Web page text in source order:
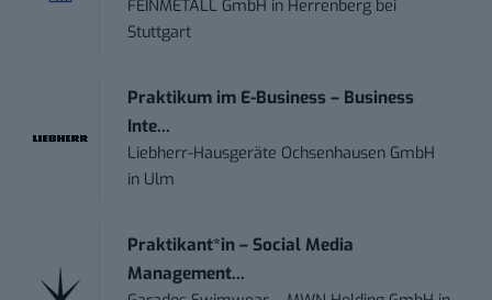
FEINMETALL GmbH in Herrenberg bei
Stuttgart
Praktikum im E-Business – Business
Inte...
Liebherr-Hausgeräte Ochsenhausen GmbH
in Ulm
Praktikant*in – Social Media
Management...